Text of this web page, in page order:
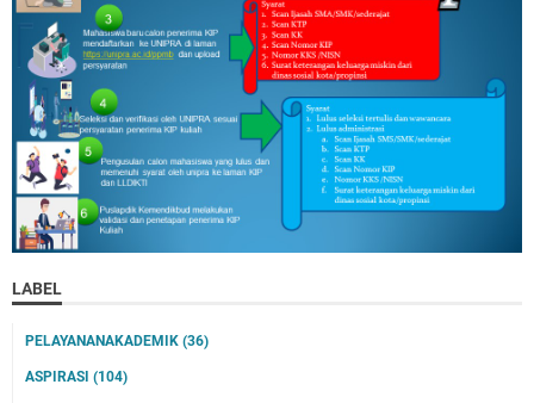
LABEL
PELAYANANAKADEMIK (36)
ASPIRASI (104)